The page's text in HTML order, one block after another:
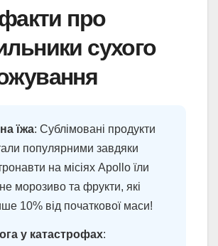
факти про
сухого
їжа: Сублімовані продукти
популярними завдяки
на місіях Apollo їли
морозиво та фрукти, які
10% від початкової маси!
у катастрофах: